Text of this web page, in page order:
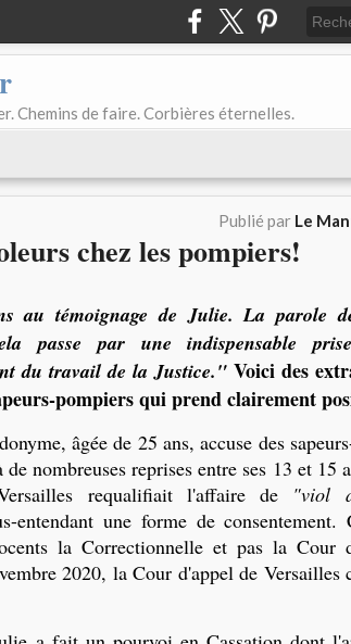
Chemins de faire. Corbières éternelles.
Publié par Le
chez les pompiers!
au témoignage de Julie. La parole
passe par une indispensable
du travail de la Justice." Voici des
pompiers qui prend clairement
âgée de 25 ans, accuse des
nombreuses reprises entre ses 13 et
requalifiait l'affaire de "viol
entendant une forme de
la Correctionnelle et pas la Cour
2020, la Cour d'appel de